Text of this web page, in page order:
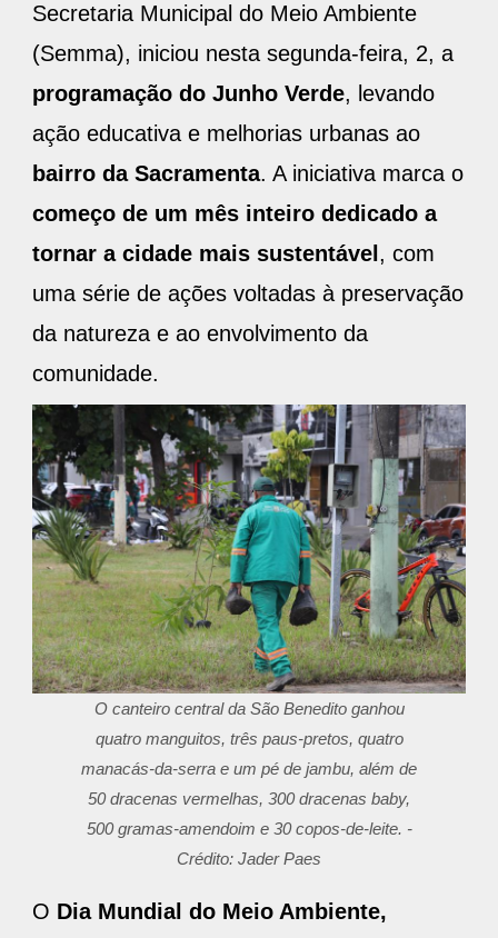
Secretaria Municipal do Meio Ambiente
(Semma), iniciou nesta segunda-feira, 2, a
programação do Junho Verde, levando
ação educativa e melhorias urbanas ao
bairro da Sacramenta. A iniciativa marca o
começo de um mês inteiro dedicado a
tornar a cidade mais sustentável , com
uma série de ações voltadas à preservação
da natureza e ao envolvimento da
comunidade.
O canteiro central da São Benedito ganhou
quatro manguitos, três paus-pretos, quatro
manacás-da-serra e um pé de jambu, além de
50 dracenas vermelhas, 300 dracenas baby,
500 gramas-amendoim e 30 copos-de-leite. -
Crédito: Jader Paes
O Dia Mundial do Meio Ambiente,